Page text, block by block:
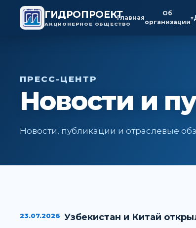
ГИДРОПРОЕКТ
АКЦИОНЕРНОЕ ОБЩЕСТВО
Главная
Об
организации
▾
ПРЕСС-ЦЕНТР
Новости и
Новости, публикации и отраслевые
23.07.2026 Узбекистан и Китай